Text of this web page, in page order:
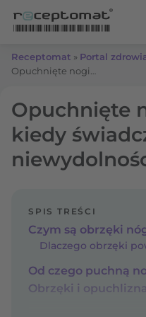
Receptomat » Portal
Opuchnięte
kiedy
SPIS TREŚCI